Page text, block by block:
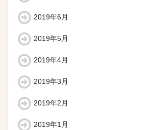
2019年6月
2019年5月
2019年4月
2019年3月
2019年2月
2019年1月